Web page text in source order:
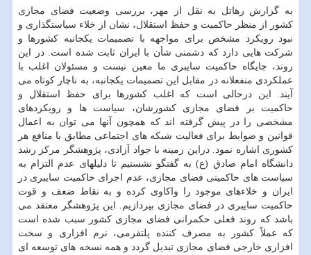
به گزارش رهاتل به نقل از مهر، بررسی وضعیت فضای مجازی
کشور از منظر حاکمیت و حفظ استقلال، نشان از خلاء سیاستگذاری و
نبود رویکرد مشخص برای مواجهه با تصمیمات یکجانبه کشورها و
شرکت هایی دارد که دشمنی شأن با ایران ثابت شده است. در این
روند، جایگاه حاکمیت سایبری ما معین نیست و مسئولان اغلب با
عملکردی منفعلانه در مقابل این تصمیمات یکجانبه، به ناچار کوتاه می
آیند. این درحالی است که اغلب کشورها برای حفظ استقلال و
حاکمیت بر فضای مجازی کشورشان، سیاست ها و رویکردهای
مشخصی را در پیش گرفته اند که همچون آنها می توان به اعمال
قوانین و ضوابط برای فعالیت شبکه های اجتماعی مطابق با منافع هر
کشوری اشاره نمود. دراین زمینه با جواد آزادی، پژوهشگر مرکز رشد
دانشگاه امام صادق (ع) به گفتگو نشستیم تا دلیلهای عدم التزام به
سیاست های حاکمیتی فضای مجازی، عدم اجرای حاکمیت سایبری در
ایران و خلاءهای موجود را واکاوی کرده و به نقاط ضعف و قوت
حاکمیت سایبری در فضای مجازی بپردازیم. این پژوهشگر معتقد می
باشد که روند فعلی حکمرانی فضای مجازی کشور سبب شده است
که عملاً کشور به مصرف کننده پلتفرمی، نرم افزاری و سخت
افزاری خارجی فضای مجازی تبدیل گردد و همه نسخه های توسعه ای